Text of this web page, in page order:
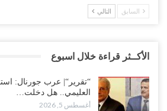
السابق التالي
الأكــثر قراءة خلال اسبوع
“تقرير“| عرب جورنال:
العليمي.. هل دخلت…
أغسطس 5, 2026